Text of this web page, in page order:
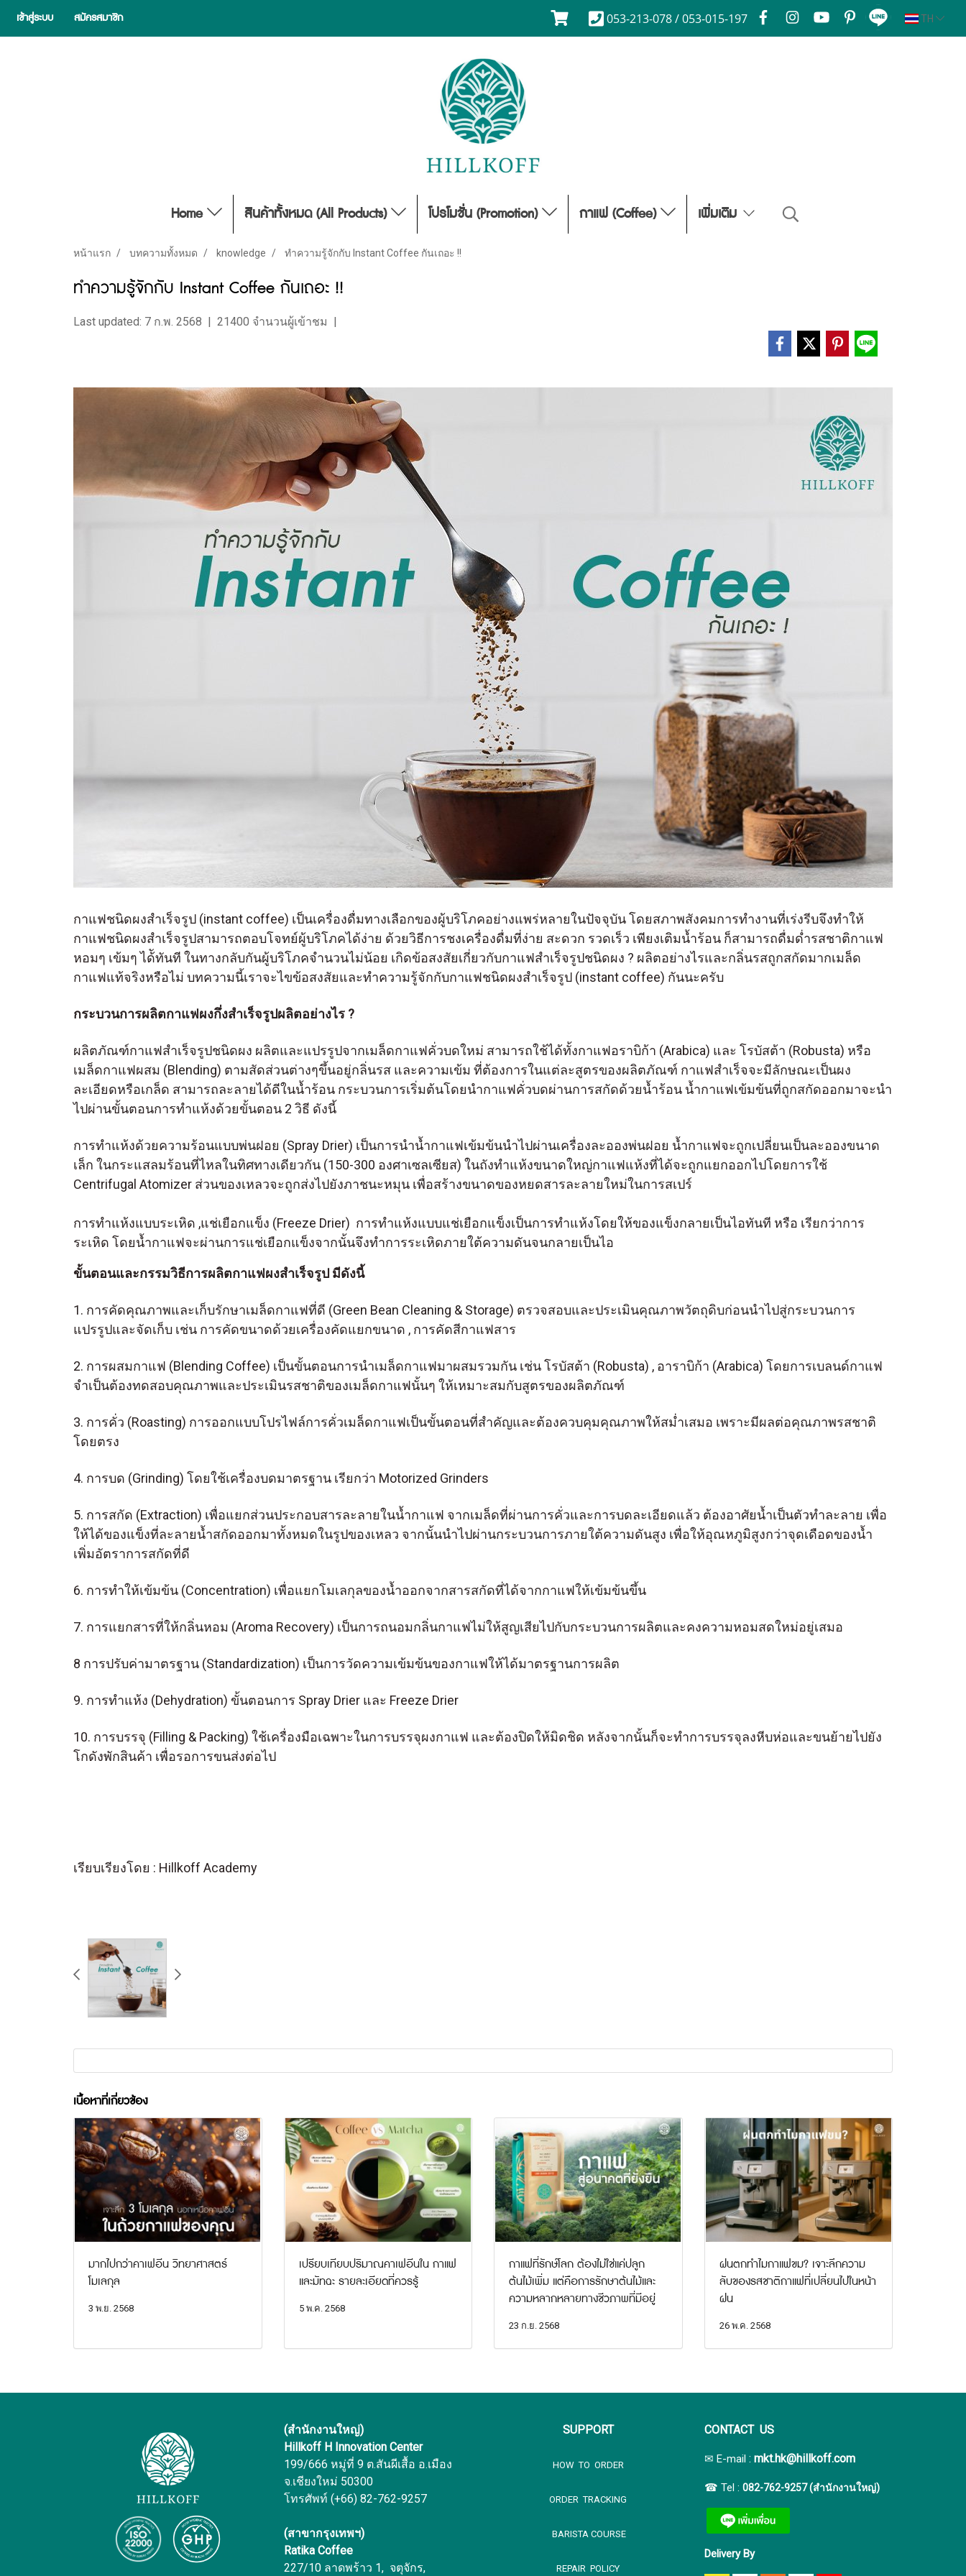
เข้าสู่ระบบ สมัครสมาชิก 053-213-078 / 053-015-197 TH
Home สินค้าทั้งหมด (All Products) โปรโมชั่น (Promotion) กาแฟ (Coffee) เพิ่มเติม
หน้าแรก บทความทั้งหมด knowledge ทำความรู้จักกับ Instant Coffee กันเถอะ !!
ทำความรู้จักกับ Instant Coffee กันเถอะ !!
Last updated: 7 ก.พ. 2568 | 21400 จำนวนผู้เข้าชม |
กาแฟชนิดผงสำเร็จรูป (instant coffee) เป็นเครื่องดื่มทางเลือกของผู้บริโภคอย่างแพร่หลายในปัจจุบัน โดยสภาพสังคมการทำงานที่เร่งรีบจึงทำให้
กาแฟชนิดผงสำเร็จรูปสามารถตอบโจทย์ผู้บริโภคได้ง่าย ด้วยวิธีการชงเครื่องดื่มที่ง่าย สะดวก รวดเร็ว เพียงเติมน้ำร้อน ก็สามารถดื่มด่ำรสชาติกาแฟ
หอมๆ เข้มๆ ได้ัทันที ในทางกลับกันผู้บริโภคจำนวนไม่น้อย เกิดข้อสงสัยเกี่ยวกับกาแฟสำเร็จรูปชนิดผง ? ผลิตอย่างไรและกลิ่นรสถูกสกัดมากเมล็ด
กาแฟแท้จริงหรือไม่ บทความนี้เราจะไขข้อสงสัยและทำความรู้จักกับกาแฟชนิดผงสำเร็จรูป (instant coffee) กันนะครับ
กระบวนการผลิตกาแฟผงกึ่งสำเร็จรูปผลิตอย่างไร ?
ผลิตภัณฑ์กาแฟสำเร็จรูปชนิดผง ผลิตและแปรรูปจากเมล็ดกาแฟคั่วบดใหม่ สามารถใช้ได้ทั้งกาแฟอราบิก้า (Arabica) และ โรบัสต้า (Robusta) หรือ
เมล็ดกาแฟผสม (Blending) ตามสัดส่วนต่างๆขึ้นอยู่กลิ่นรส และความเข้ม ที่ต้องการในแต่ละสูตรของผลิตภัณฑ์ กาแฟสำเร็จจะมีลักษณะเป็นผง
ละเอียดหรือเกล็ด สามารถละลายได้ดีในน้ำร้อน กระบวนการเริ่มต้นโดยนำกาแฟคั่วบดผ่านการสกัดด้วยน้ำร้อน น้ำกาแฟเข้มข้นที่ถูกสกัดออกมาจะนำ
ไปผ่านขั้นตอนการทำแห้งด้วยขั้นตอน 2 วิธี ดังนี้
การทำแห้งด้วยความร้อนแบบพ่นฝอย (Spray Drier) เป็นการนำน้ำกาแฟเข้มข้นนำไปผ่านเครื่องละอองพ่นฝอย น้ำกาแฟจะถูกเปลี่ยนเป็นละอองขนาด
เล็ก ในกระแสลมร้อนที่ไหลในทิศทางเดียวกัน (150-300 องศาเซลเซียส) ในถังทำแห้งขนาดใหญ่กาแฟแห้งที่ได้จะถูกแยกออกไปโดยการใช้
Centrifugal Atomizer ส่วนของเหลวจะถูกส่งไปยังภาชนะหมุน เพื่อสร้างขนาดของหยดสารละลายใหม่ในการสเปร์
การทำแห้งแบบระเหิด ,แช่เยือกแข็ง (Freeze Drier) การทำแห้งแบบแช่เยือกแข็งเป็นการทำแห้งโดยให้ของแข็งกลายเป็นไอทันที หรือ เรียกว่าการ
ระเหิด โดยน้ำกาแฟจะผ่านการแช่เยือกแข็งจากนั้นจึงทำการระเหิดภายใต้ความดันจนกลายเป็นไอ
ขั้นตอนและกรรมวิธีการผลิตกาแฟผงสำเร็จรูป มีดังนี้
1. การคัดคุณภาพและเก็บรักษาเมล็ดกาแฟที่ดี (Green Bean Cleaning & Storage) ตรวจสอบและประเมินคุณภาพวัตถุดิบก่อนนำไปสู่กระบวนการ
แปรรูปและจัดเก็บ เช่น การคัดขนาดด้วยเครื่องคัดแยกขนาด , การคัดสีกาแฟสาร
2. การผสมกาแฟ (Blending Coffee) เป็นขั้นตอนการนำเมล็ดกาแฟมาผสมรวมกัน เช่น โรบัสต้า (Robusta) , อาราบิก้า (Arabica) โดยการเบลนด์กาแฟ
จำเป็นต้องทดสอบคุณภาพและประเมินรสชาติของเมล็ดกาแฟนั้นๆ ให้เหมาะสมกับสูตรของผลิตภัณฑ์
3. การคั่ว (Roasting) การออกแบบโปรไฟล์การคั่วเมล็ดกาแฟเป็นขั้นตอนที่สำคัญและต้องควบคุมคุณภาพให้สม่ำเสมอ เพราะมีผลต่อคุณภาพรสชาติ
โดยตรง
4. การบด (Grinding) โดยใช้เครื่องบดมาตรฐาน เรียกว่า Motorized Grinders
5. การสกัด (Extraction) เพื่อแยกส่วนประกอบสารละลายในน้ำกาแฟ จากเมล็ดที่ผ่านการคั่วและการบดละเอียดแล้ว ต้องอาศัยน้ำเป็นตัวทำละลาย เพื่อ
ให้ได้ของแข็งที่ละลายน้ำสกัดออกมาทั้งหมดในรูปของเหลว จากนั้นนำไปผ่านกระบวนการภายใต้ความดันสูง เพื่อให้อุณหภูมิสูงกว่าจุดเดือดของน้ำ
เพิ่มอัตราการสกัดที่ดี
6. การทำให้เข้มข้น (Concentration) เพื่อแยกโมเลกุลของน้ำออกจากสารสกัดที่ได้จากกาแฟให้เข้มข้นขึ้น
7. การแยกสารที่ให้กลิ่นหอม (Aroma Recovery) เป็นการถนอมกลิ่นกาแฟไม่ให้สูญเสียไปกับกระบวนการผลิตและคงความหอมสดใหม่อยู่เสมอ
8 การปรับค่ามาตรฐาน (Standardization) เป็นการวัดความเข้มข้นของกาแฟให้ได้มาตรฐานการผลิต
9. การทำแห้ง (Dehydration) ขั้นตอนการ Spray Drier และ Freeze Drier
10. การบรรจุ (Filling & Packing) ใช้เครื่องมือเฉพาะในการบรรจุผงกาแฟ และต้องปิดให้มิดชิด หลังจากนั้นก็จะทำการบรรจุลงหีบห่อและขนย้ายไปยัง
โกดังพักสินค้า เพื่อรอการขนส่งต่อไป
เรียบเรียงโดย : Hillkoff Academy
เนื้อหาที่เกี่ยวข้อง
มากไปกว่าคาเฟอีน วิทยาศาสตร์
โมเลกุล
3 พ.ย. 2568
เปรียบเทียบปริมาณคาเฟอีนใน กาแฟ
และมัทฉะ รายละเอียดที่ควรรู้
5 พ.ค. 2568
กาแฟที่รักษ์โลก ต้องไม่ใช่แค่ปลูก
ต้นไม้เพิ่ม แต่คือการรักษาต้นไม้และ
ความหลากหลายทางชีวภาพที่มีอยู่
23 ก.ย. 2568
ฝนตกทำไมกาแฟขม? เจาะลึกความ
ลับของรสชาติกาแฟที่เปลี่ยนไปในหน้า
ฝน
26 พ.ค. 2568
(สำนักงานใหญ่)
Hillkoff H Innovation Center
199/666 หมู่ที่ 9 ต.สันผีเสื้อ อ.เมือง
จ.เชียงใหม่ 50300
โทรศัพท์ (+66) 82-762-9257
(สาขากรุงเทพฯ)
Ratika Coffee
227/10 ลาดพร้าว 1, จตุจักร,
SUPPORT
HOW TO ORDER
ORDER TRACKING
BARISTA COURSE
REPAIR POLICY
CONTACT US
✉ E-mail : mkt.hk@hillkoff.com
☎ Tel : 082-762-9257 (สำนักงานใหญ่)
Delivery By